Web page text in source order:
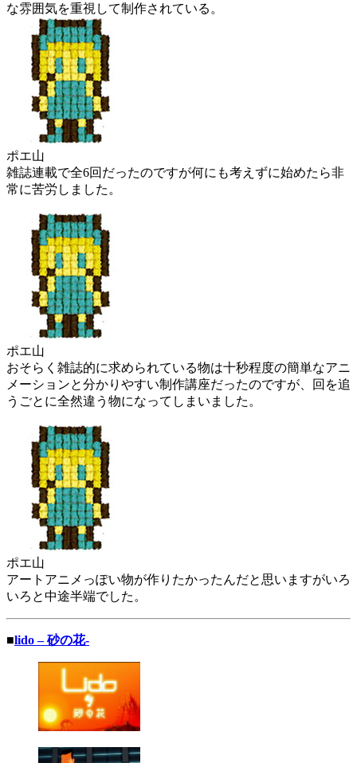
な雰囲気を重視して制作されている。
ポエ山
雑誌連載で全6回だったのですが何にも考えずに始めたら非
常に苦労しました。
ポエ山
おそらく雑誌的に求められている物は十秒程度の簡単なアニ
メーションと分かりやすい制作講座だったのですが、回を追
うごとに全然違う物になってしまいました。
ポエ山
アートアニメっぽい物が作りたかったんだと思いますがいろ
いろと中途半端でした。
■lido – 砂の花-